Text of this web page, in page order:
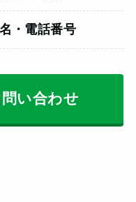
・電話番号
い合わせ